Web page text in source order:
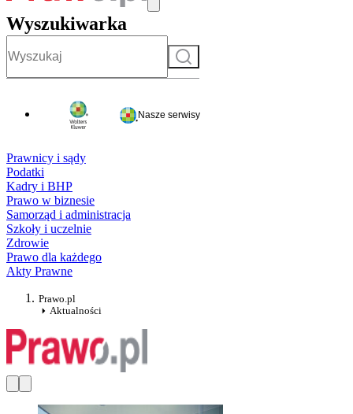
Wyszukiwarka
Szukaj
Nasze serwisy
Prawnicy i sądy
Podatki
Kadry i BHP
Prawo w biznesie
Samorząd i administracja
Szkoły i uczelnie
Zdrowie
Prawo dla każdego
Akty Prawne
Prawo.pl
Aktualności